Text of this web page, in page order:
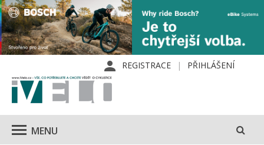
REGISTRACE PŘIHLÁŠENÍ
MENU